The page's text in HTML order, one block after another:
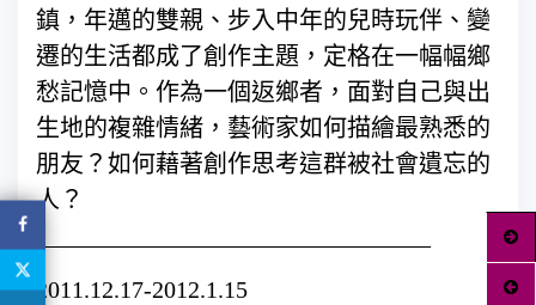
鎮，年邁的雙親、步入中年的兒時玩伴、變
遷的生活都成了創作主題，定格在一幅幅鄉
愁記憶中。 ­作為一個返鄉者，面對自己與出
生地的複雜情緒，藝術家如何描繪最熟悉的
朋友？如何藉著創作思考這群被社會遺忘的
人？
2011.12.17-2012.1.15